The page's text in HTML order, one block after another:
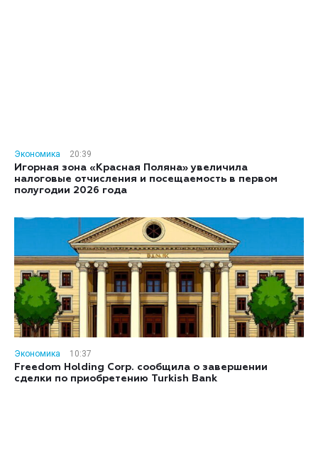
Экономика
20:39
Игорная зона «Красная Поляна» увеличила
налоговые отчисления и посещаемость в первом
полугодии 2026 года
Экономика
10:37
Freedom Holding Corp. сообщила о завершении
сделки по приобретению Turkish Bank